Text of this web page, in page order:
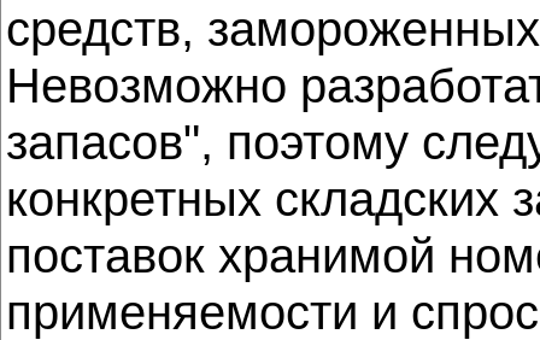
средств,
Невозможно
запасов", поэтому
конкретных складских
поставок хранимой
применяемости и